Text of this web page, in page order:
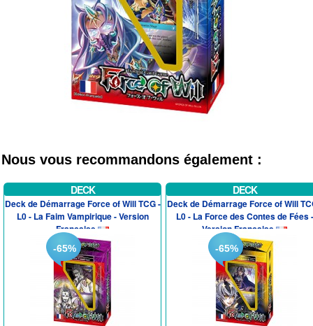
Nous vous recommandons également :
DECK
Deck de Démarrage Force of Will TCG -
L0 - La Faim Vampirique - Version
Francaise
-65%
DECK
Deck de Démarrage Force of Will
L0 - La Force des Contes de Fées -
Version Francaise
-65%